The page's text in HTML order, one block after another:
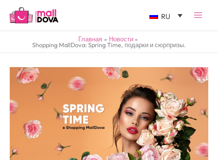
RU
Главная Новости
Shopping MallDova: Spring Time, подарки и сюрпризы.